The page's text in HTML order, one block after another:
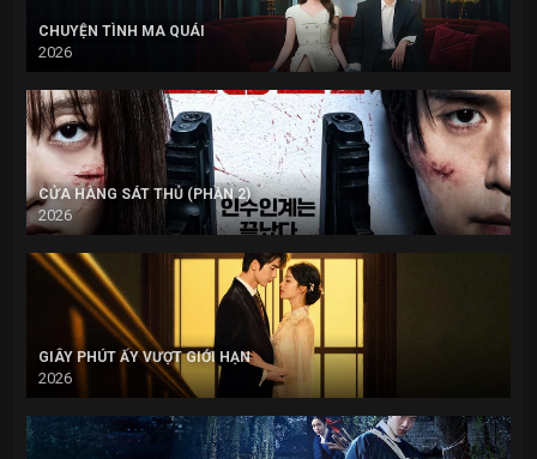
CHUYỆN TÌNH MA QUÁI
2026
CỬA HÀNG SÁT THỦ (PHẦN 2)
2026
GIÂY PHÚT ẤY VƯỢT GIỚI HẠN
2026